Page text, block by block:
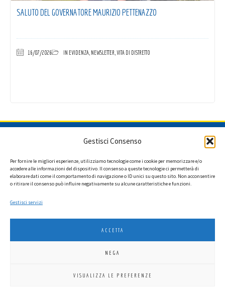
Gestisci Consenso
Per fornire le migliori esperienze, utilizziamo tecnologie come i cookie per memorizzare e/o
accedere alle informazioni del dispositivo. Il consenso a queste tecnologie ci permetterà di
elaborare dati come il comportamento di navigazione o ID unici su questo sito. Non acconsentire
o ritirare il consenso può influire negativamente su alcune caratteristiche e funzioni.
Gestisci servizi
ACCETTA
NEGA
VISUALIZZA LE PREFERENZE
SALUTO DEL GOVERNATORE MAURIZIO PETTENAZZO
16/07/2026 IN EVIDENZA, NEWSLETTER VITA DI DISTRETTO
Ho letto l'informativa privacy e acconsento a ricevere via e-mail la
newsletter contenente aggiornamenti su attività, iniziative ed eventi
LIONS INTERNATIONAL DISTRETTO 108 TA 3